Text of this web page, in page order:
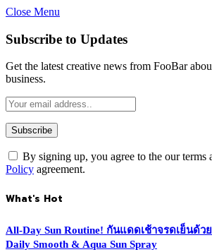
Close Menu
Subscribe to Updates
Get the latest creative news from FooBar
business.
By signing up, you agree to the our terms
Policy agreement.
What's Hot
All-Day Sun Routine! กันแดดเช้าจรดเย็นด้ว
Daily Smooth & Aqua Sun Spray